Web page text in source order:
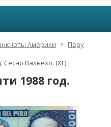
Америки
Перу
Сесар Вальехо. (XF)
1988 год.